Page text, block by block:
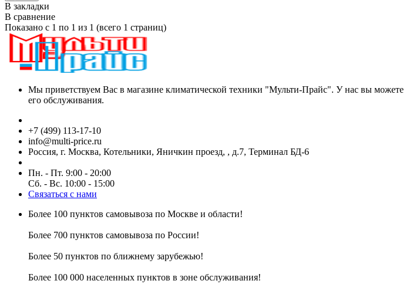
В закладки
В сравнение
Показано с 1 по 1 из 1 (всего 1 страниц)
Мы приветствуем Вас в магазине климатической техники "Мульти-Прайс". У нас вы
его обслуживания.
+7 (499) 113-17-10
info@multi-price.ru
Россия, г. Москва, Котельники, Яничкин проезд, , д.7, Терминал БД-6
Пн. - Пт. 9:00 - 20:00
Сб. - Вс. 10:00 - 15:00
Связаться с нами
Более 100 пунктов самовывоза по Москве и области!
Более 700 пунктов самовывоза по России!
Более 50 пунктов по ближнему зарубежью!
Более 100 000 населенных пунктов в зоне обслуживания!